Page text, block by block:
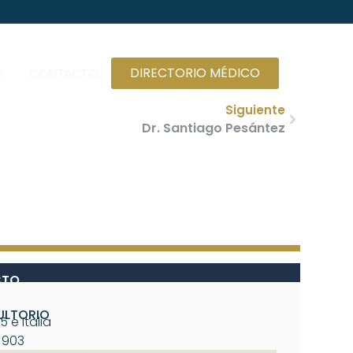
DIRECTORIO MÉDICO
Siguiente
Dr. Santiago Pesántez
e Italia